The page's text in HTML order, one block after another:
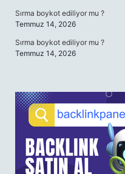
Sırma boykot ediliyor mu ?
Temmuz 14, 2026
Sırma boykot ediliyor mu ?
Temmuz 14, 2026